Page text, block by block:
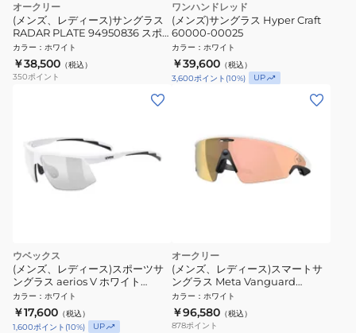
オークリー
(メンズ、レディース)サングラス
RADAR PLATE 94950836 スポ
ーツサングラス UVカット 日差し
対策
カラー ： ホワイト
￥38,500 （税込）
350ポイント
ワンハンドレッド
(メンズ)サングラス Hyper Craft
60000-00025
カラー ： ホワイト
￥39,600 （税込）
3,600ポイント (10%) UP
ウベックス
(メンズ、レディース)スポーツサ
ングラス aerios V ホワイト
5340118801UVEX
カラー ： ホワイト
￥17,600 （税込）
1,600ポイント (10%) UP
オークリー
(メンズ、レディース)スマートサ
ングラス Meta Vanguard
80010852
カラー ： ホワイト
￥96,580 （税込）
878ポイント